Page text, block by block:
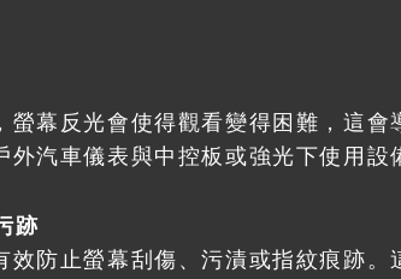
螢幕反光會使得觀看變得困難，這
汽車儀表與中控板或強光下使用設
跡
防止螢幕刮傷、污漬或指紋痕跡